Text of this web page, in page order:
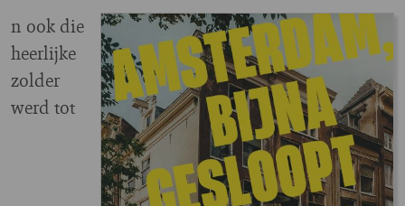
n ook die
heerlijke
zolder
werd tot